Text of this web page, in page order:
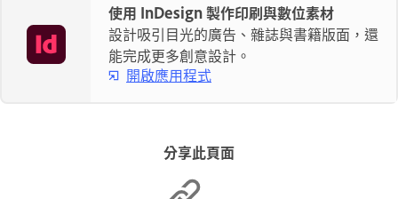
使用 InDesign 製作印刷與數位素材
設計吸引目光的廣告、雜誌與書籍版面，還
能完成更多創意設計。
開啟應用程式
分享此頁面